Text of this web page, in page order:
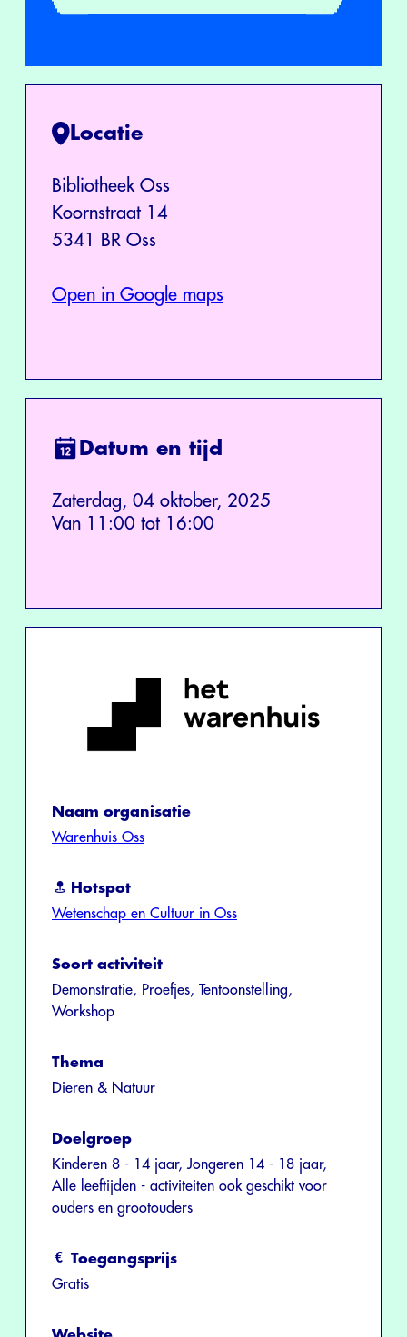
Locatie
Bibliotheek Oss
Koornstraat 14
5341 BR Oss
Open in Google maps
Datum en tijd
Zaterdag, 04 oktober, 2025
Van 11:00 tot 16:00
Naam organisatie
Warenhuis Oss
Hotspot
Wetenschap en Cultuur in Oss
Soort activiteit
Demonstratie, Proefjes, Tentoonstelling,
Workshop
Thema
Dieren & Natuur
Doelgroep
Kinderen 8 - 14 jaar, Jongeren 14 - 18 jaar,
Alle leeftijden - activiteiten ook geschikt voor
ouders en grootouders
Toegangsprijs
Gratis